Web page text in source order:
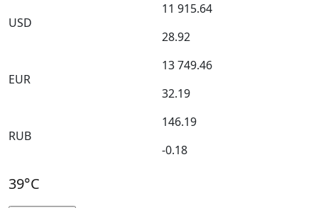
USD
11 915.64
28.92
EUR
13 749.46
32.19
RUB
146.19
-0.18
39°C